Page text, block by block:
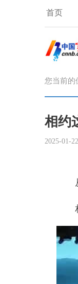
首页
您当前的
相约
2025-01-